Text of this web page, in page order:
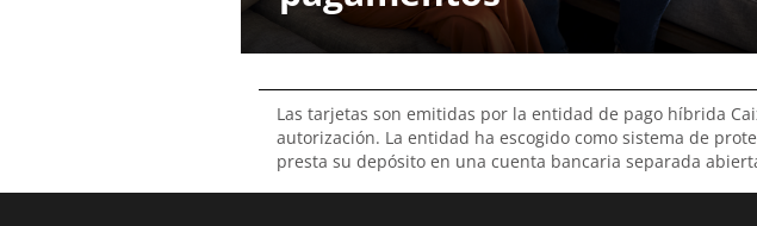
Las tarjetas son emitidas por la entidad de pago híbrida
autorización. La entidad ha escogido como sistema de
presta su depósito en una cuenta bancaria separada